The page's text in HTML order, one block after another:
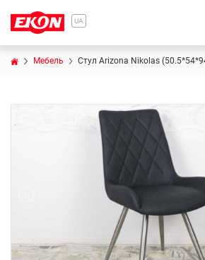
UA
Мебель Стул Arizona Nikolas